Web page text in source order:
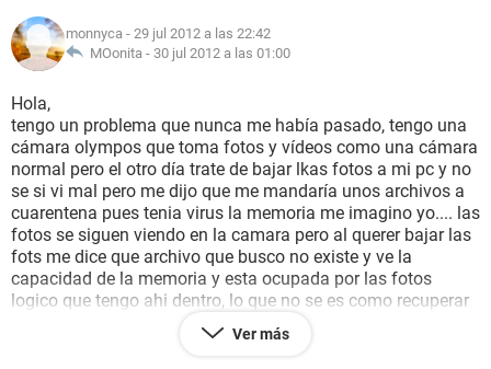
monnyca - 29 jul 2012 a las 22:42
MOonita - 30 jul 2012 a las 01:00
Hola,
tengo un problema que nunca me había pasado, tengo una
cámara olympos que toma fotos y vídeos como una cámara
normal pero el otro día trate de bajar lkas fotos a mi pc y no
se si vi mal pero me dijo que me mandaría unos archivos a
cuarentena pues tenia virus la memoria me imagino yo.... las
fotos se siguen viendo en la camara pero al querer bajar las
fots me dice que archivo que busco no existe y ve la
capacidad de la memoria y esta ocupada por las fotos
logico que tengo ahi dentro, lo que no se es como recuperar
mis fotos no quiero perderles ya intente una cosa y otra y
nada ayúdenme por favor°°°°°Ver más